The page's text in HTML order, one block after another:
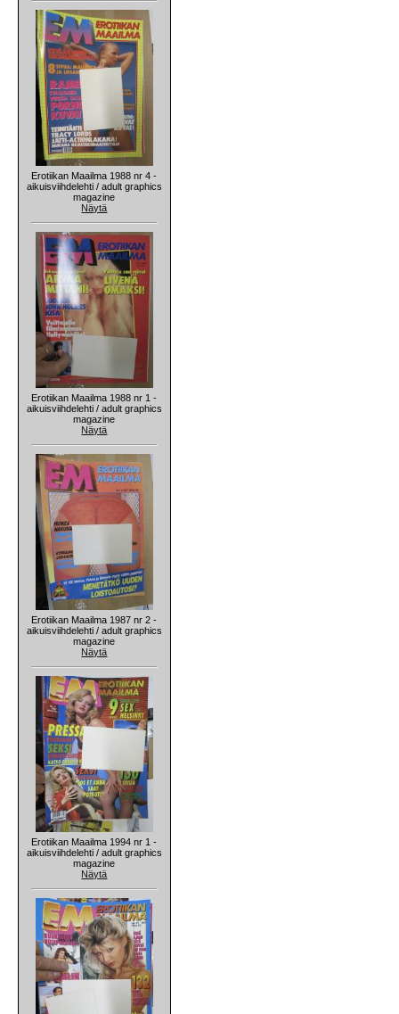
Erotiikan Maailma 1988 nr 4 -
aikuisviihdelehti / adult graphics
magazine
Näytä
Erotiikan Maailma 1988 nr 1 -
aikuisviihdelehti / adult graphics
magazine
Näytä
Erotiikan Maailma 1987 nr 2 -
aikuisviihdelehti / adult graphics
magazine
Näytä
Erotiikan Maailma 1994 nr 1 -
aikuisviihdelehti / adult graphics
magazine
Näytä